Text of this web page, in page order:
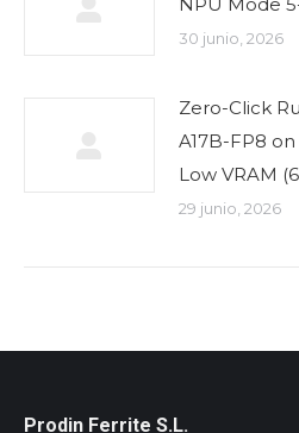
30 junio, 2026
Zero-Click
A17B-FP8
Low VRAM
29 junio, 2026
Prodin Ferrite S.L.